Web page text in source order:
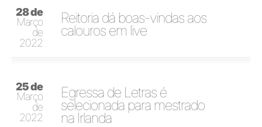
28 de
Março
de
2022
Reitoria dá boas-vindas aos
calouros em live
25 de
Março
de
2022
Egressa de Letras é
selecionada para mestrado
na Irlanda